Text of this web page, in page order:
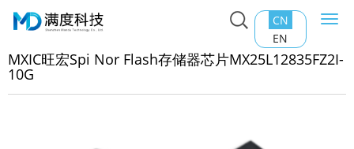
CN
EN
主页>产品中心>Nor Flash
MXIC旺宏Spi Nor Flash存储
MXIC旺宏Spi Nor Flash存储器芯片MX25L12835FZ2I-
10G